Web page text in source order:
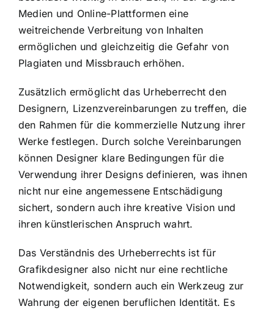
Medien und Online-Plattformen eine
weitreichende Verbreitung von Inhalten
ermöglichen und gleichzeitig die Gefahr von
Plagiaten und Missbrauch erhöhen.
Zusätzlich ermöglicht das Urheberrecht den
Designern, Lizenzvereinbarungen zu treffen, die
den Rahmen für die kommerzielle Nutzung ihrer
Werke festlegen. Durch solche Vereinbarungen
können Designer klare Bedingungen für die
Verwendung ihrer Designs definieren, was ihnen
nicht nur eine angemessene Entschädigung
sichert, sondern auch ihre kreative Vision und
ihren künstlerischen Anspruch wahrt.
Das Verständnis des Urheberrechts ist für
Grafikdesigner also nicht nur eine rechtliche
Notwendigkeit, sondern auch ein Werkzeug zur
Wahrung der eigenen beruflichen Identität. Es